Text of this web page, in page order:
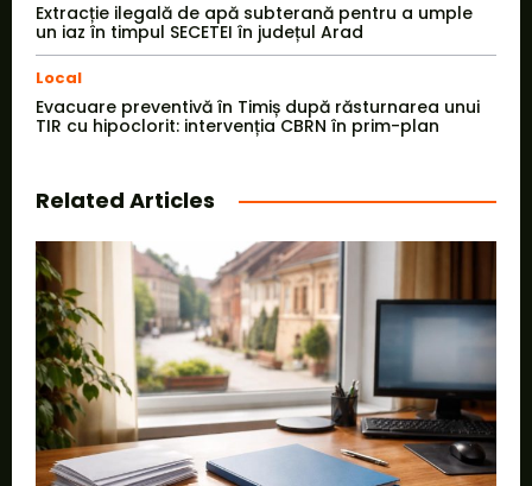
Extracție ilegală de apă subterană pentru a umple
un iaz în timpul SECETEI în județul Arad
Local
Evacuare preventivă în Timiș după răsturnarea unui
TIR cu hipoclorit: intervenția CBRN în prim-plan
Related Articles